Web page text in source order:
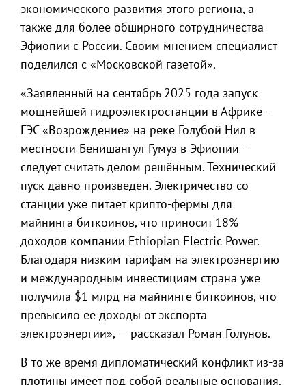
экономического развития этого региона, а
также для более обширного сотрудничества
Эфиопии с России. Своим мнением специалист
поделился с «Московской газетой».
«Заявленный на сентябрь 2025 года запуск
мощнейшей гидроэлектростанции в Африке –
ГЭС «Возрождение» на реке Голубой Нил в
местности Бенишангул-Гумуз в Эфиопии –
следует считать делом решённым. Технический
пуск давно произведён. Электричество со
станции уже питает крипто-фермы для
майнинга биткоинов, что приносит 18%
доходов компании Ethiopian Electric Power.
Благодаря низким тарифам на электроэнергию
и международным инвестициям страна уже
получила $1 млрд на майнинге биткоинов, что
превысило ее доходы от экспорта
электроэнергии», — рассказал Роман Голунов.
В то же время дипломатический конфликт из-за
плотины имеет под собой реальные основания.